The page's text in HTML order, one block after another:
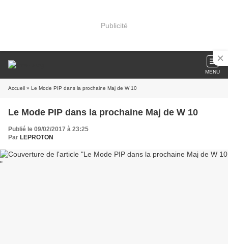
Publicité
MENU
Accueil » Le Mode PIP dans la prochaine Maj de W 10
Le Mode PIP dans la prochaine Maj de W 10
Publié le 09/02/2017 à 23:25
Par LEPROTON